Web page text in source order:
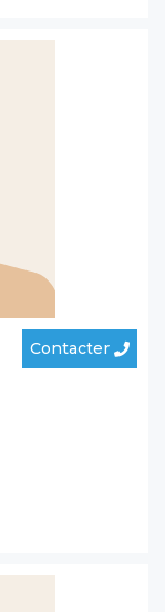
Contacter